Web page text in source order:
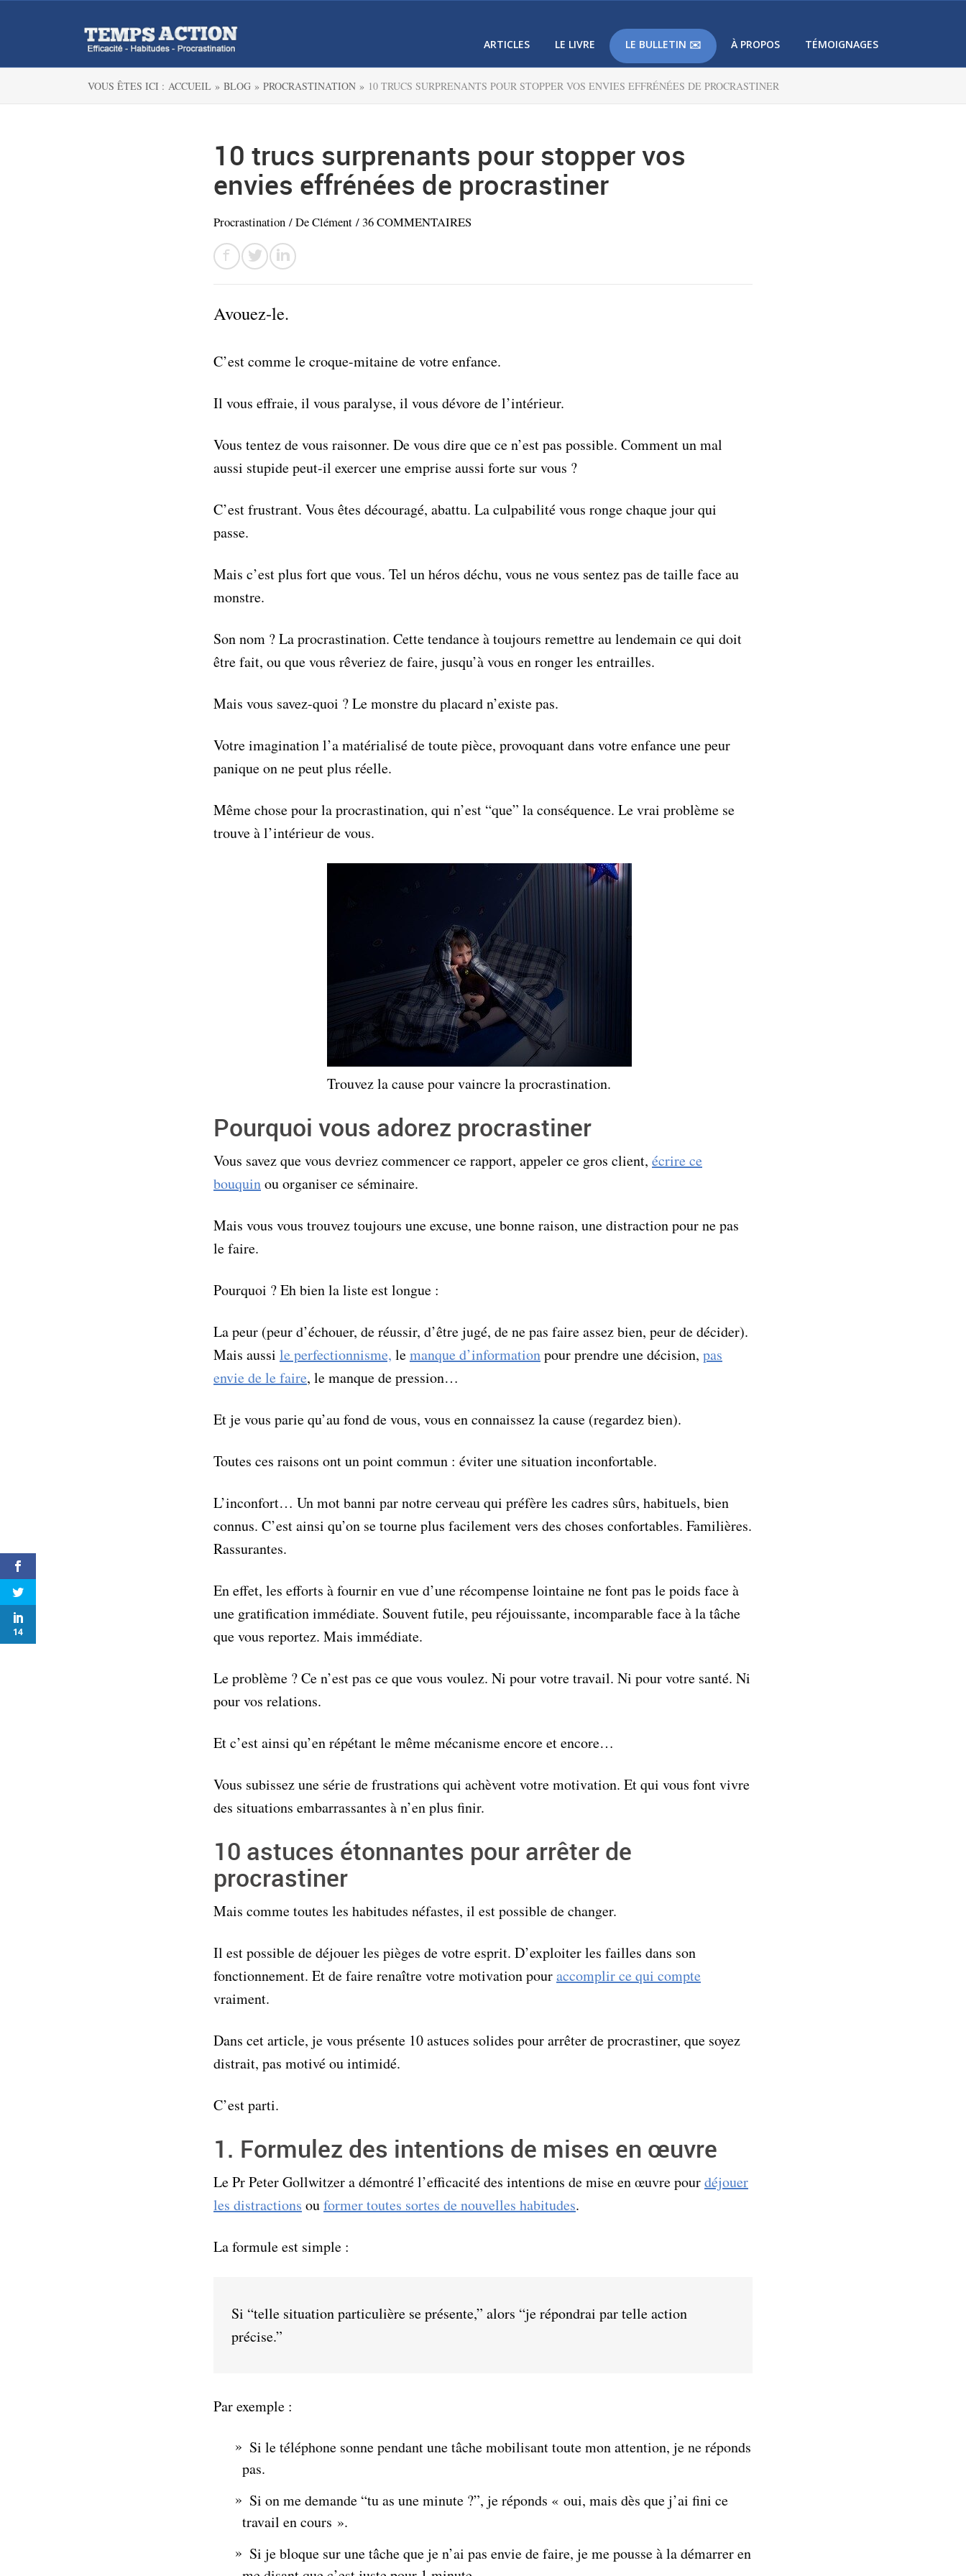
ARTICLES LE LIVRE LE BULLETIN ✉️ À PROPOS TÉMOIGNAGES
VOUS ÊTES ICI : ACCUEIL » BLOG » PROCRASTINATION » 10 TRUCS SURPRENANTS POUR STOPPER VOS ENVIES EFFRÉNÉES DE PROCRASTINER
10 trucs surprenants pour stopper vos
envies effrénées de procrastiner
Procrastination / DeClément /36 COMMENTAIRES
Avouez-le.
C’est comme le croque-mitaine de votre enfance.
Il vous effraie, il vous paralyse, il vous dévore de l’intérieur.
Vous tentez de vous raisonner. De vous dire que ce n’est pas possible. Comment un mal
aussi stupide peut-il exercer une emprise aussi forte sur vous ?
C’est frustrant. Vous êtes découragé, abattu. La culpabilité vous ronge chaque jour qui
passe.
Mais c’est plus fort que vous. Tel un héros déchu, vous ne vous sentez pas de taille face au
monstre.
Son nom ? La procrastination. Cette tendance à toujours remettre au lendemain ce qui doit
être fait, ou que vous rêveriez de faire, jusqu’à vous en ronger les entrailles.
Mais vous savez-quoi ? Le monstre du placard n’existe pas.
Votre imagination l’a matérialisé de toute pièce, provoquant dans votre enfance une peur
panique on ne peut plus réelle.
Même chose pour la procrastination, qui n’est “que” la conséquence. Le vrai problème se
trouve à l’intérieur de vous.
Trouvez la cause pour vaincre la procrastination.
Pourquoi vous adorez procrastiner
Vous savez que vous devriez commencer ce rapport, appeler ce gros client, écrire ce
bouquinou organiser ce séminaire.
Mais vous vous trouvez toujours une excuse, une bonne raison, une distraction pour ne pas
le faire.
Pourquoi ? Eh bien la liste est longue :
La peur (peur d’échouer, de réussir, d’être jugé, de ne pas faire assez bien, peur de décider).
Mais aussi le perfectionnisme, lemanque d’informationpour prendre une décision, pas
envie de le faire, le manque de pression…
Et je vous parie qu’au fond de vous, vous en connaissez la cause (regardez bien).
Toutes ces raisons ont un point commun : éviter une situation inconfortable.
L’inconfort… Un mot banni par notre cerveau qui préfère les cadres sûrs, habituels, bien
connus. C’est ainsi qu’on se tourne plus facilement vers des choses confortables. Familières.
Rassurantes.
En effet, les efforts à fournir en vue d’une récompense lointaine ne font pas le poids face à
une gratification immédiate. Souvent futile, peu réjouissante, incomparable face à la tâche
que vous reportez. Mais immédiate.
Le problème ? Ce n’est pas ce que vous voulez. Ni pour votre travail. Ni pour votre santé. Ni
pour vos relations.
Et c’est ainsi qu’en répétant le même mécanisme encore et encore…
Vous subissez une série de frustrations qui achèvent votre motivation. Et qui vous font vivre
des situations embarrassantes à n’en plus finir.
10 astuces étonnantes pour arrêter de
procrastiner
Mais comme toutes les habitudes néfastes, il est possible de changer.
Il est possible de déjouer les pièges de votre esprit. D’exploiter les failles dans son
fonctionnement. Et de faire renaître votre motivation pouraccomplir ce qui compte
vraiment.
Dans cet article, je vous présente 10 astuces solides pour arrêter de procrastiner, que soyez
distrait, pas motivé ou intimidé.
C’est parti.
1. Formulez des intentions de mises en œuvre
Le Pr Peter Gollwitzer a démontré l’efficacité des intentions de mise en œuvre pourdéjouer
les distractions ouformer toutes sortes de nouvelles habitudes.
La formule est simple :
Si “telle situation particulière se présente,” alors “je répondrai par telle action
précise.”
Par exemple :
Si le téléphone sonne pendant une tâche mobilisant toute mon attention, je ne réponds
pas.
Si on me demande “tu as une minute ?”, je réponds « oui, mais dès que j’ai fini ce
travail en cours ».
Si je bloque sur une tâche que je n’ai pas envie de faire, je me pousse à la démarrer en
14